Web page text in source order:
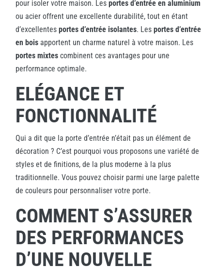
pour isoler votre maison. Les portes d’entrée en aluminium
ou acier offrent une excellente durabilité, tout en étant
d’excellentes portes d’entrée isolantes. Les portes d’entrée
en bois apportent un charme naturel à votre maison. Les
portes mixtes combinent ces avantages pour une
performance optimale.
ELÉGANCE ET
FONCTIONNALITÉ
Qui a dit que la porte d’entrée n’était pas un élément de
décoration ? C’est pourquoi vous proposons une variété de
styles et de finitions, de la plus moderne à la plus
traditionnelle. Vous pouvez choisir parmi une large palette
de couleurs pour personnaliser votre porte.
COMMENT S’ASSURER
DES PERFORMANCES
D’UNE NOUVELLE